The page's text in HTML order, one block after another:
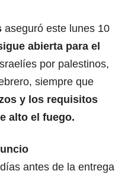
aseguró este lunes 10
abierta para el
por palestinos,
siempre que
y los requisitos
alto el fuego.
antes de la entrega